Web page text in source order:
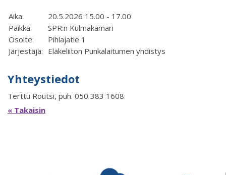
Aika:
20.5.2026 15.00 - 17.00
Paikka:
SPR:n Kulmakamari
Osoite:
Pihlajatie 1
Järjestäjä: Eläkeliiton Punkalaitumen yhdistys
Yhteystiedot
Terttu Routsi, puh. 050 383 1608
« Takaisin